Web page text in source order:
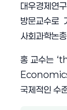
대우경제연
방문교수로
사회과학논
홍 교수는
국제적인 수